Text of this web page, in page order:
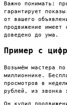
Важно понимать:
гарантирует
от вашего
продвижение
доведено до ума.
Пример с
Возьмём мастера
миллионнике.
просмотров в
рублей, из звонка
Он купил